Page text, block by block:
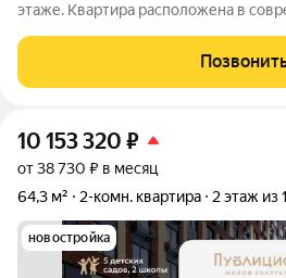
этаже. Квартира расположена в
комнатная квартира площадью 62.46
Квартира расположена в
10 153 320 ₽
от 38 730 ₽ в месяц
64,3 м²
2-комн. квартира 2 этаж из
новостройка